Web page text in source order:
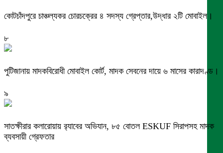
কোটচাঁদপুরে চাঞ্চল্যকর চোরচক্রের ৪ সদস্য গ্রেপ্তার,উদ্ধার ২টি মোবাইল।
৮
পুটিজানায় মাদকবিরোধী মোবাইল কোর্ট, মাদক সেবনের দায়ে ৬ মাসের কারাদণ্ড।
৯
সাতক্ষীরার কলারোয়ায় র‍্যাবের অভিযান, ৮৫ বোতল ESKUF সিরাপসহ মাদক
ব্যবসায়ী গ্রেফতার